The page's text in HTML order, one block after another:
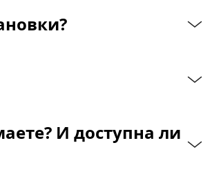
И доступна ли